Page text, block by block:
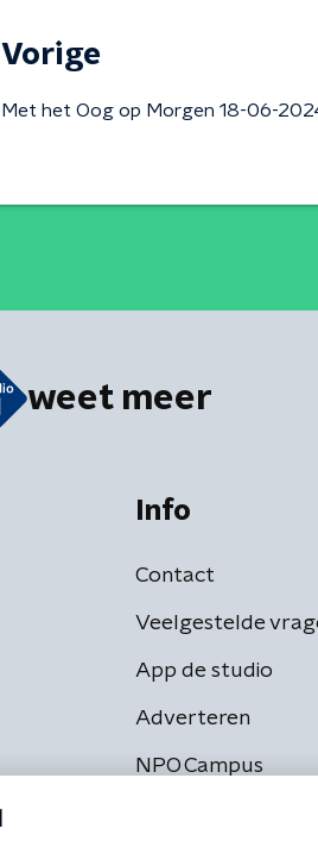
Vorige
Met het Oog op Morgen 18-06-
weet meer
Info
Contact
Veelgestelde
App de studio
Adverteren
NPO Campus